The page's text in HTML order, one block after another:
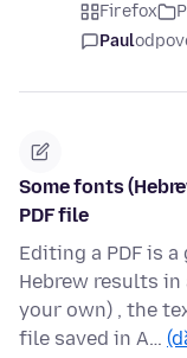
Firefox
Paul
Some fonts
PDF file
Editing a PDF is
Hebrew results in
your own) , the
file saved in A…